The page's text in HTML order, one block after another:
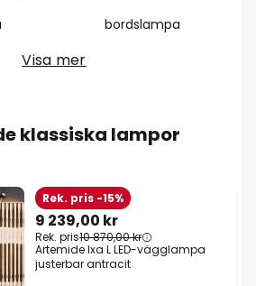
bordslampa
Visa mer
klassiska lampor
9 239,00 kr
Rek. pris10 870,00 kr
Rek. pris -15%
Artemide Ixa L LED-vägglampa
justerbar antracit